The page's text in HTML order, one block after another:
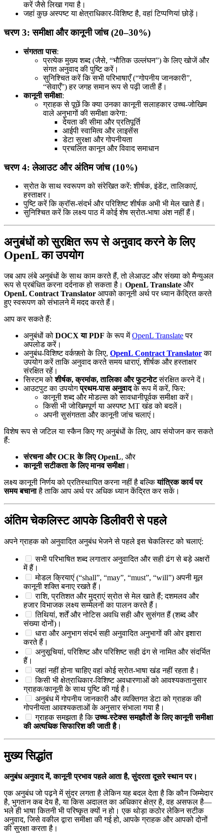
करें जैसे लिखा गया है।
जहां कुछ अस्पष्ट या क्षेत्राधिकार-विशिष्ट है, वहां टिप्पणियां छोड़ें।
चरण 3: समीक्षा और कानूनी जांच (20–30%)
संगतता पास:
प्रत्येक मुख्य शब्द (जैसे, “भौतिक उल्लंघन”) के लिए खोजें और
संगत अनुवाद की पुष्टि करें।
सुनिश्चित करें कि सभी परिभाषाएँ (“गोपनीय जानकारी”,
“सेवाएँ”) हर जगह समान रूप से पढ़ी जाती हैं।
कानूनी समीक्षा:
ग्राहक से पूछें कि क्या उनका कानूनी सलाहकार उच्च-जोखिम
वाले अनुभागों की समीक्षा करेगा:
देयता की सीमा और प्रतिपूर्ति
आईपी स्वामित्व और लाइसेंस
डेटा सुरक्षा और गोपनीयता
प्रचलित कानून और विवाद समाधान
चरण 4: लेआउट और अंतिम जांच (10%)
स्रोत के साथ स्वरूपण को संरेखित करें: शीर्षक, इंडेंट, तालिकाएं,
हस्ताक्षर।
पुष्टि करें कि क्रॉस-संदर्भ और परिशिष्ट शीर्षक अभी भी मेल खाते हैं।
सुनिश्चित करें कि लक्ष्य पाठ में कोई शेष स्रोत-भाषा अंश नहीं हैं।
अनुबंधों को सुरक्षित रूप से अनुवाद करने के लिए
OpenL का उपयोग
जब आप लंबे अनुबंधों के साथ काम करते हैं, तो लेआउट और संख्या को मैन्युअल
रूप से प्रबंधित करना दर्दनाक हो सकता है। OpenL Translate और
OpenL Contract Translator आपको कानूनी अर्थ पर ध्यान केंद्रित करते
हुए स्वरूपण को संभालने में मदद करते हैं।
आप कर सकते हैं:
अनुबंधों को DOCX या PDF के रूप मेंOpenL Translateपर
अपलोड करें।
अनुबंध-विशिष्ट वर्कफ़्लो के लिए, OpenL Contract Translatorका
उपयोग करें ताकि अनुवाद करते समय धाराएं, शीर्षक और हस्ताक्षर
संरक्षित रहें।
सिस्टम कोशीर्षक, क्रमांक, तालिका और फुटनोटसंरक्षित करने दें।
आउटपुट का उपयोगप्रथम-पास अनुवादके रूप में करें, फिर:
कानूनी शब्द और मोडल्स को सावधानीपूर्वक समीक्षा करें।
किसी भी जोखिमपूर्ण या अस्पष्ट MT खंड को बदलें।
अपनी सुसंगतता और कानूनी जांच चलाएं।
विशेष रूप से जटिल या स्कैन किए गए अनुबंधों के लिए, आप संयोजन कर सकते
हैं:
संरचना और OCR के लिए OpenL, और
कानूनी सटीकता के लिए मानव समीक्षा।
लक्ष्य कानूनी निर्णय को प्रतिस्थापित करना नहीं है बल्कियांत्रिक कार्य पर
समय बचानाहै ताकि आप अर्थ पर अधिक ध्यान केंद्रित कर सकें।
अंतिम चेकलिस्ट आपके डिलीवरी से पहले
अपने ग्राहक को अनुवादित अनुबंध भेजने से पहले इस चेकलिस्ट को चलाएं:
सभी परिभाषित शब्द लगातार अनुवादित और सही ढंग से बड़े अक्षरों
में हैं।
मोडल क्रियाएं (“shall”, “may”, “must”, “will”) अपनी मूल
कानूनी शक्ति बनाए रखते हैं।
राशि, प्रतिशत और मुद्राएं स्रोत से मेल खाते हैं; दशमलव और
हजार विभाजक लक्ष्य सम्मेलनों का पालन करते हैं।
तिथियां, शर्तें और नोटिस अवधि सही और सुसंगत हैं (शब्द और
संख्या दोनों)।
धारा और अनुभाग संदर्भ सही अनुवादित अनुभागों की ओर इशारा
करते हैं।
अनुसूचियां, परिशिष्ट और परिशिष्ट सही ढंग से नामित और संदर्भित
हैं।
जहां नहीं होना चाहिए वहां कोई स्रोत-भाषा खंड नहीं रहता है।
किसी भी क्षेत्राधिकार-विशिष्ट अवधारणाओं को आवश्यकतानुसार
ग्राहक/कानूनी के साथ पुष्टि की गई है।
अनुबंध में गोपनीय जानकारी और व्यक्तिगत डेटा को ग्राहक की
गोपनीयता आवश्यकताओं के अनुसार संभाला गया है।
ग्राहक समझता है किउच्च-स्टेक्स समझौतों के लिए कानूनी समीक्षा
की अत्यधिक सिफारिश की जाती है।
मुख्य सिद्धांत
अनुबंध अनुवाद में, कानूनी प्रभाव पहले आता है, सुंदरता दूसरे स्थान पर।
एक अनुबंध जो पढ़ने में सुंदर लगता है लेकिन यह बदल देता है कि कौन जिम्मेदार
है, भुगतान कब देय है, या किस अदालत का अधिकार क्षेत्र है, वह असफल है—
भले ही भाषा कितनी भी परिष्कृत क्यों न हो। एक थोड़ा कठोर लेकिन सटीक
अनुवाद, जिसे वकील द्वारा समीक्षा की गई हो, आपके ग्राहक और आपको दोनों
की सुरक्षा करता है।